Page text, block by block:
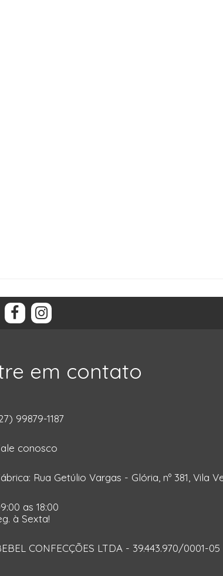
em contato
99879-1187
conosco
Rua Getúlio Vargas - Glória, nº 381, Vila
as 18:00
à Sexta!
CONFECÇÕES LTDA - 39.443.970/0001-05